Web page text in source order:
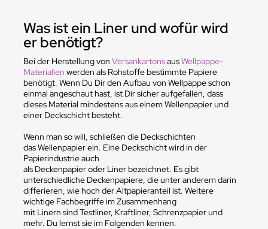
Was ist ein Liner und wofür wird
er benötigt?
Bei der Herstellung vonVersankartonsausWellpappe-
Materialien werden als Rohstoffe bestimmte Papiere
benötigt. Wenn Du Dir den Aufbau von Wellpappe schon
einmal angeschaut hast, ist Dir sicher aufgefallen, dass
dieses Material mindestens aus einem Wellenpapier und
einer Deckschicht besteht.
Wenn man so will, schließen die Deckschichten
das Wellenpapier ein. Eine Deckschicht wird in der
Papierindustrie auch
als Deckenpapier oder Liner bezeichnet. Es gibt
unterschiedliche Deckenpapiere, die unter anderem darin
differieren, wie hoch der Altpapieranteil ist. Weitere
wichtige Fachbegriffe im Zusammenhang
mit Linern sind Testliner, Kraftliner, Schrenzpapier und
mehr. Du lernst sie im Folgenden kennen.